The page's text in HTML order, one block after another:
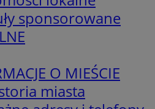
sponsorowane
O MIEŚCIE
miasta